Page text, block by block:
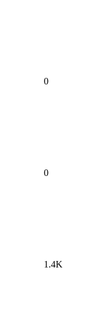
0
0
1.4K